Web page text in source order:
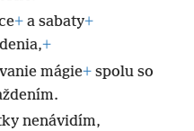
+ a sabaty+
+
mágie+ spolu so
nenávidím,